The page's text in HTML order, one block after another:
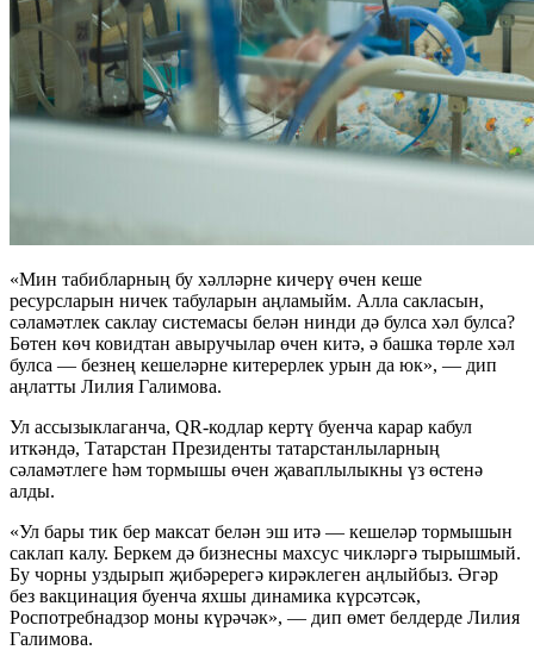
«Мин табибларның бу хәлләрне кичерү өчен кеше
ресурсларын ничек табуларын аңламыйм. Алла сакласын,
сәламәтлек саклау системасы белән нинди дә булса хәл булса?
Бөтен көч ковидтан авыручылар өчен китә, ә башка төрле хәл
булса — безнең кешеләрне китерерлек урын да юк», — дип
аңлатты Лилия Галимова.
Ул ассызыклаганча, QR-кодлар кертү буенча карар кабул
иткәндә, Татарстан Президенты татарстанлыларның
сәламәтлеге һәм тормышы өчен җаваплылыкны үз өстенә
алды.
«Ул бары тик бер максат белән эш итә — кешеләр тормышын
саклап калу. Беркем дә бизнесны махсус чикләргә тырышмый.
Бу чорны уздырып җибәререгә кирәклеген аңлыйбыз. Әгәр
без вакцинация буенча яхшы динамика күрсәтсәк,
Роспотребнадзор моны күрәчәк», — дип өмет белдерде Лилия
Галимова.